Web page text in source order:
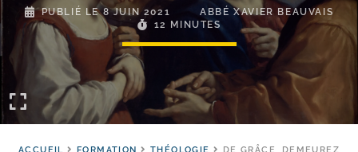
PUBLIÉ LE8 JUIN 2021
ABBÉ XAVIER BEAUVAIS
12 MINUTES